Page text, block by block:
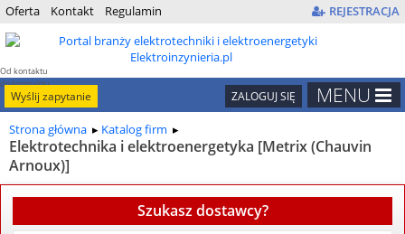
Oferta Kontakt Regulamin REJESTRACJA
Od kontaktu
do kontraktu
MENU
ZALOGUJ SIĘ
Wyślij zapytanie
Strona główna Katalog firm
Elektrotechnika i elektroenergetyka [Metrix (Chauvin
Arnoux)]
Szukasz dostawcy?